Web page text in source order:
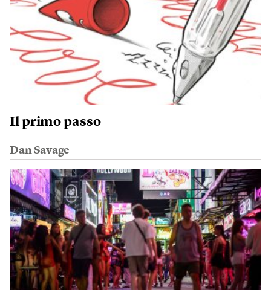
Il primo passo
Dan Savage